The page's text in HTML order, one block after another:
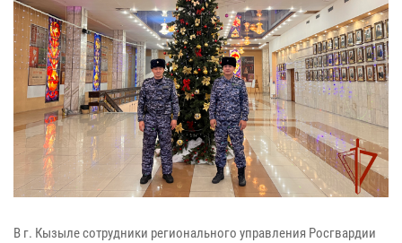
В г. Кызыле сотрудники регионального управления Росгвардии